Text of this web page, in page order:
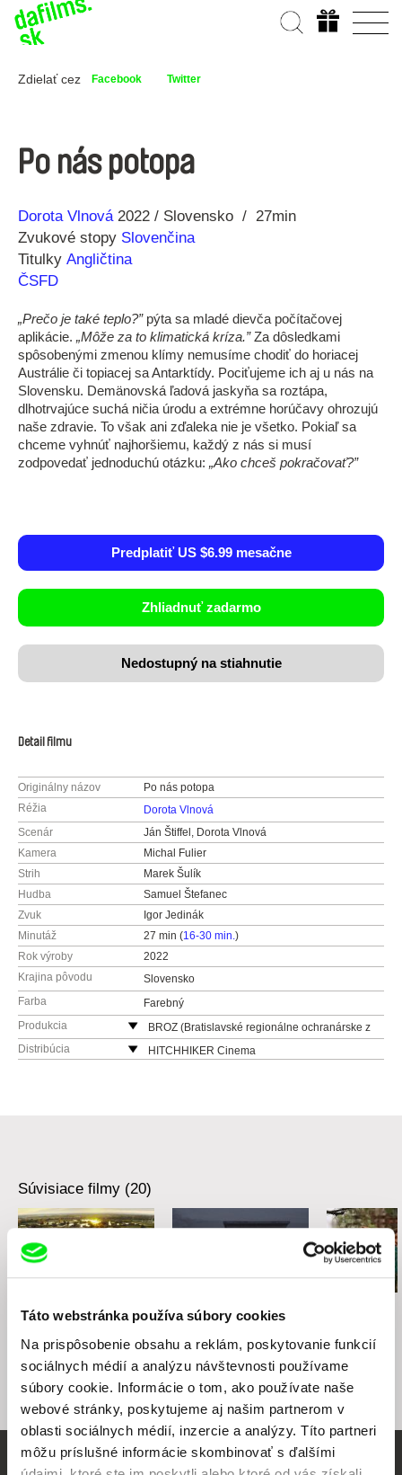
Táto webstránka používa súbory cookies
Na prispôsobenie obsahu a reklám, poskytovanie funkcií
sociálnych médií a analýzu návštevnosti používame
súbory cookie. Informácie o tom, ako používate naše
webové stránky, poskytujeme aj našim partnerom v
oblasti sociálnych médií, inzercie a analýzy. Títo partneri
môžu príslušné informácie skombinovať s ďalšími
Zdielať cez Facebook Twitter
Po nás potopa
Réžia
Dorota Vlnová
Rok
výroby
2022 Slovensko
27min
Zvukové stopy Slovenčina
Titulky Angličtina
ČSFD
„Prečo je také teplo?”pýta sa mladé dievča počítačovej
aplikácie. „Môže za to klimatická kríza.”Za dôsledkami
spôsobenými zmenou klímy nemusíme chodiť do horiacej
Austrálie či topiacej sa Antarktídy. Pociťujeme ich aj u nás na
Slovensku. Demänovská ľadová jaskyňa sa roztápa,
dlhotrvajúce suchá ničia úrodu a extrémne horúčavy ohrozujú
naše zdravie. To však ani zďaleka nie je všetko. Pokiaľ sa
chceme vyhnúť najhoršiemu, každý z nás si musí
zodpovedať jednoduchú otázku: „Ako chceš pokračovať?”
Predplatiť US $6.99 mesačne
Zhliadnuť zadarmo
Nedostupný na stiahnutie
Detail filmu
Originálny názov
Po nás potopa
Réžia
Dorota Vlnová
Scenár
Ján Štiffel, Dorota Vlnová
Kamera
Michal Fulier
Strih
Marek Šulík
Hudba
Samuel Štefanec
Zvuk
Igor Jedinák
Minutáž
27 min (16-30 min.)
Rok výroby
2022
Krajina pôvodu
Slovensko
Farba
Farebný
Produkcia
BROZ (Bratislavské regionálne ochranárske z
druženie)
Slovensko
web:
Slovensko
Distribúcia
HITCHHIKER Cinema
Súvisiace filmy (20)
Krídla nad Riekou Biela na bielej